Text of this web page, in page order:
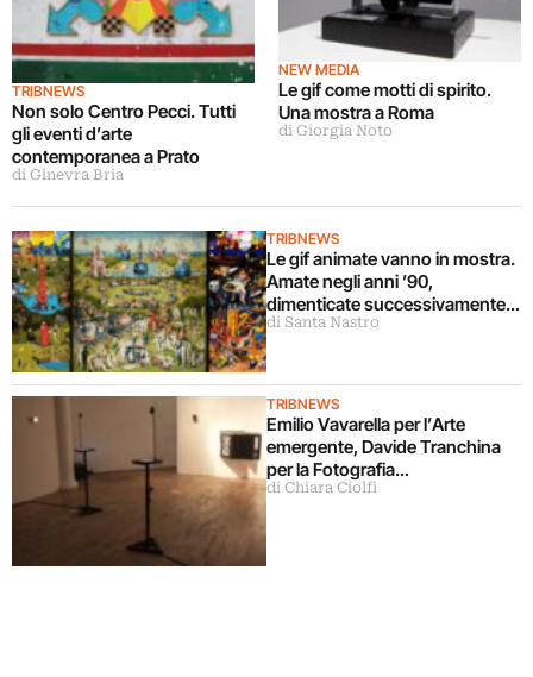
TRIBNEWS
Non solo Centro Pecci. Tutti
gli eventi d’arte
contemporanea a Prato
di Ginevra Bria
NEW MEDIA
Le gif come motti di spirito.
Una mostra a Roma
di Giorgia Noto
TRIBNEWS
Le gif animate vanno in mostra.
Amate negli anni ’90,
dimenticate successivamente,
oggi di nuovo star. Allo smART
di Santa Nastro
TRIBNEWS
Emilio Vavarella per l’Arte
emergente, Davide Tranchina
per la Fotografia
contemporanea. Ecco i vincitori
di Chiara Ciolfi